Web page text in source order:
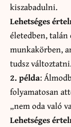
kiszabadulni.
Lehetséges
életedben, talán
munkakörben,
tudsz
2. példa:
folyamatosan
„nem oda való
Lehetséges